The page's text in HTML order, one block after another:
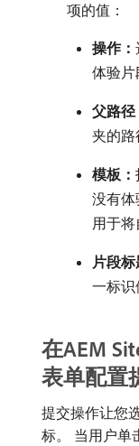
项的值：
操作：
体验片
父路径
夹的路
模板：
没有
用于将
片段标
一标
在AEM
表单配置
提交操作让您
标。 当用户单